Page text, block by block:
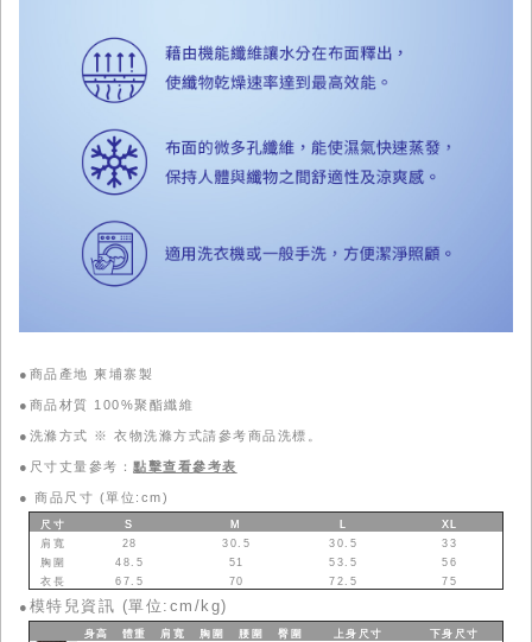
●商品產地 柬埔寨製
●商品材質 100%聚酯纖維
●洗滌方式 ※ 衣物洗滌方式請參考商品洗標。
●尺寸丈量參考： 點擊查看參考表
● 商品尺寸 (單位:cm)
尺寸 S M
XL
肩寬
28 30.5 30.5
33
胸圍
48.5 51 53.5
56
衣長
67.5 70 72.5 75
● 模特兒資訊 (單位:cm/kg)
身高 體重 肩寬 胸圍 腰圍 臀圍 上身 尺寸 下身 尺寸